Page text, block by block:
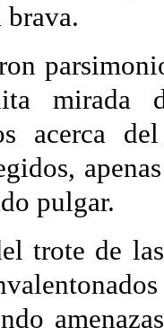
brava.
mirada
acerca
pulgar.
trote de